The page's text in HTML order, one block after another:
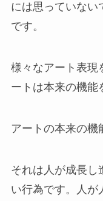
には思っていない
です。
様々なアート表現
ートは本来の機能
アートの本来の機
それは人が成長し
い行為です。人が